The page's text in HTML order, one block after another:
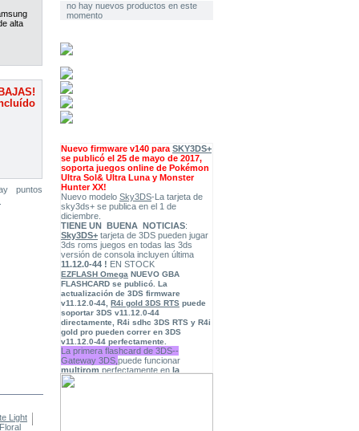
alta
puntos
no hay nuevos productos en este
momento
Nuevo firmware v140 para SKY3DS+
se publicó el 25 de mayo de 2017,
soporta juegos online de Pokémon
Ultra Sol& Ultra Luna y Monster
Hunter XX!
Nuevo modelo Sky3DS-La tarjeta de
sky3ds+ se publica en el 1 de
diciembre.
TIENE UN BUENA NOTICIAS:
Sky3DS+ tarjeta de 3DS pueden jugar
3ds roms juegos en todas las 3ds
versión de consola incluyen última
11.12.0-44 ! EN STOCK
EZFLASH Omega NUEVO GBA
FLASHCARD se publicó. La
actualización de 3DS firmware
v11.12.0-44, R4i gold 3DS RTS puede
soportar 3DS v11.12.0-44
directamente, R4i sdhc 3DS RTS y R4i
gold pro pueden correr en 3DS
v11.12.0-44 perfectamente.
La primera flashcard de 3DS--
Gateway 3DS, puede funcionar
multirom perfectamente en la
versión 4.5-9.2 de 3DS
disponible en nuestra tienda, puede